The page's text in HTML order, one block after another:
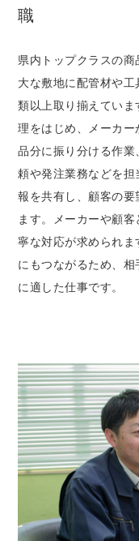
職
県内トップクラスの
大な敷地に配管材や
類以上取り揃えてい
理をはじめ、メーカ
品分に振り分ける作
頼や発注業務などを
報を共有し、顧客の
ます。メーカーや顧
寧な対応が求められ
にもつながるため、
に適した仕事です。